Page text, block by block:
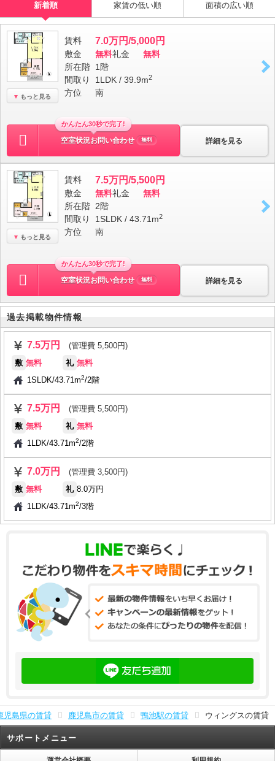
新着順 家賃の低い順 面積の広い順
もっと見る
賃料 7.0万円/5,000円
敷金 無料礼金
無料
所在階 1階
間取り
1LDK / 39.9m2
方位 南
詳細を見る
かんたん30秒で完了!
空室状況お問い合わせ 無料
もっと見る
賃料 7.5万円/5,500円
敷金 無料礼金
無料
所在階 2階
間取り
1SLDK / 43.71m2
方位 南
詳細を見る
かんたん30秒で完了!
空室状況お問い合わせ 無料
過去掲載物件情報
7.5万円
(管理費 5,500円)
敷 無料 礼 無料
1SLDK/43.71m2/2階
7.5万円
(管理費 5,500円)
敷 無料 礼 無料
1LDK/43.71m2/2階
7.0万円
(管理費 3,500円)
敷 無料 礼 8.0万円
1LDK/43.71m2/3階
児島県の賃貸 鹿児島市の賃貸 鴨池駅の賃貸 ウィングスの賃貸
サポートメニュー